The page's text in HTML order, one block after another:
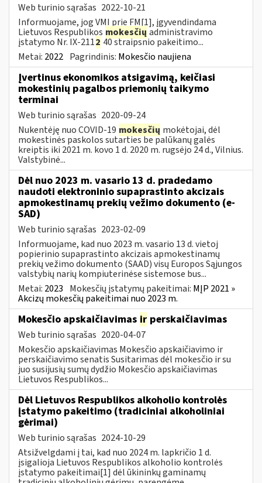
Web turinio sąrašas 2022-10-21
Informuojame, jog VMI prie FM[1], įgyvendindama
Lietuvos Respublikos mokesčių administravimo
įstatymo Nr. IX-2112 40 straipsnio pakeitimo...
Metai: 2022 Pagrindinis: Mokesčio naujiena
Įvertinus ekonomikos atsigavimą, keičiasi
mokestinių pagalbos priemonių taikymo
terminai
Web turinio sąrašas 2020-09-24
Nukentėję nuo COVID-19 mokesčių mokėtojai, dėl
mokestinės paskolos sutarties be palūkanų galės
kreiptis iki 2021 m. kovo 1 d. 2020 m. rugsėjo 24 d., Vilnius.
Valstybinė...
Dėl nuo 2023 m. vasario 13 d. pradedamo
naudoti elektroninio supaprastinto akcizais
apmokestinamų prekių vežimo dokumento (e-
SAD)
Web turinio sąrašas 2023-02-09
Informuojame, kad nuo 2023 m. vasario 13 d. vietoj
popierinio supaprastinto akcizais apmokestinamų
prekių vežimo dokumento (SAAD) visų Europos Sąjungos
valstybių narių kompiuterinėse sistemose bus...
Metai: 2023 Mokesčių įstatymų pakeitimai: MĮP 2021 »
Akcizų mokesčių pakeitimai nuo 2023 m.
Mokesčio apskaičiavimas ir perskaičiavimas
Web turinio sąrašas 2020-04-07
Mokesčio apskaičiavimas Mokesčio apskaičiavimo ir
perskaičiavimo senatis Susitarimas dėl mokesčio ir su
juo susijusių sumų dydžio Mokesčio apskaičiavimas
Lietuvos Respublikos...
Dėl Lietuvos Respublikos alkoholio kontrolės
įstatymo pakeitimo (tradiciniai alkoholiniai
gėrimai)
Web turinio sąrašas 2024-10-29
Atsižvelgdami į tai, kad nuo 2024 m. lapkričio 1 d.
įsigalioja Lietuvos Respublikos alkoholio kontrolės
įstatymo pakeitimai[1] dėl ūkininkų gaminamų